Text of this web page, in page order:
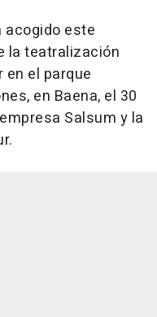
acogido este
la teatralización
el parque
en Baena, el 30
Salsum y la